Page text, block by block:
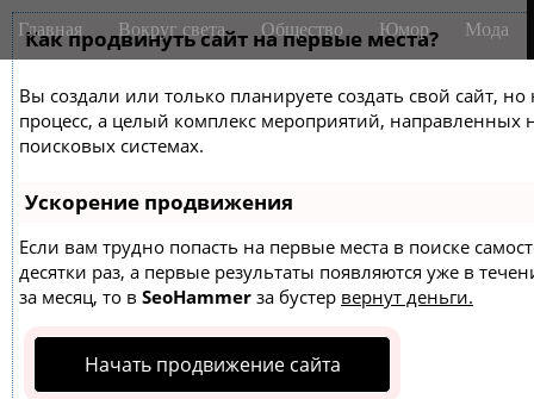
Как продвинуть сайт на первые места?
Вы создали или только планируете создать свой сайт,
процесс, а целый комплекс мероприятий,
поисковых системах.
Ускорение продвижения
Если вам трудно попасть на первые места в поиске
десятки раз, а первые результаты появляются уже в
за месяц, то в SeoHammer за бустер вернут деньги.
Начать продвижение сайта
M
a
n
m
e
n
u
i
Главная Вокруг света Общество Юмор Мода